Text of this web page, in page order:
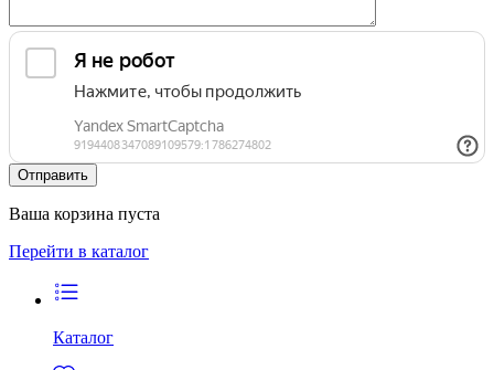
Ваша корзина пуста
Перейти в каталог
Каталог